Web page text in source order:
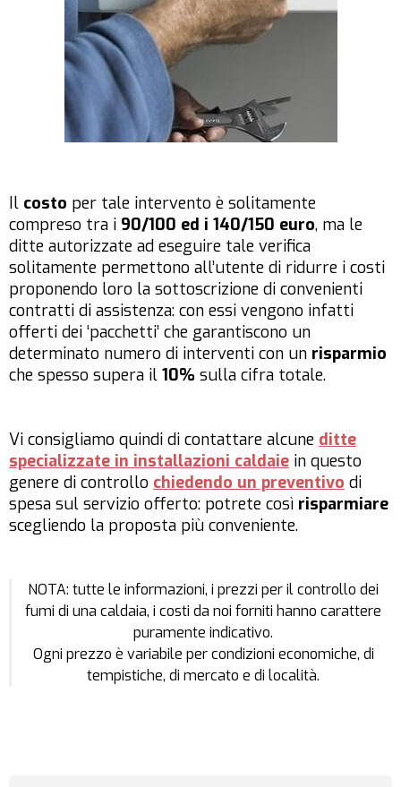
Il costo per tale intervento è solitamente
compreso tra i 90/100 ed i 140/150 euro, ma le
ditte autorizzate ad eseguire tale verifica
solitamente permettono all’utente di ridurre i costi
proponendo loro la sottoscrizione di convenienti
contratti di assistenza: con essi vengono infatti
offerti dei ‘pacchetti’ che garantiscono un
determinato numero di interventi con un risparmio
che spesso supera il 10% sulla cifra totale.
Vi consigliamo quindi di contattare alcune ditte
specializzate in installazioni caldaie in questo
genere di controllo chiedendo un preventivo di
spesa sul servizio offerto: potrete così risparmiare
scegliendo la proposta più conveniente.
NOTA: tutte le informazioni, i prezzi per il controllo dei
fumi di una caldaia, i costi da noi forniti hanno carattere
puramente indicativo.
Ogni prezzo è variabile per condizioni economiche, di
tempistiche, di mercato e di località.